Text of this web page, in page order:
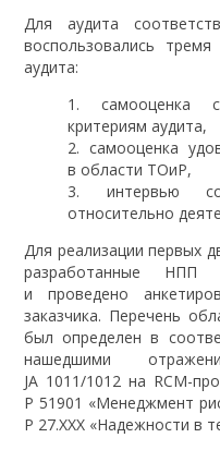
Для аудита
воспользовались
аудита:
самооценка
критериям аудита,
самооценка
в области ТОиР,
интервью
относительно
Для реализации первых
разработанные НПП
и проведено
заказчика. Перечень
был определен в
нашедшими
JA 1011/1012 на RCM-
Р 51901 «Менеджмент
Р 27.ХХХ «Надежности в